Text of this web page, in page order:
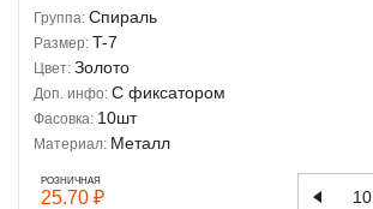
Группа: Спираль
Размер: T-7
Цвет: Золото
Доп. инфо: С фиксатором
Фасовка: 10шт
Материал: Металл
РОЗНИЧНАЯ
25.70 ₽